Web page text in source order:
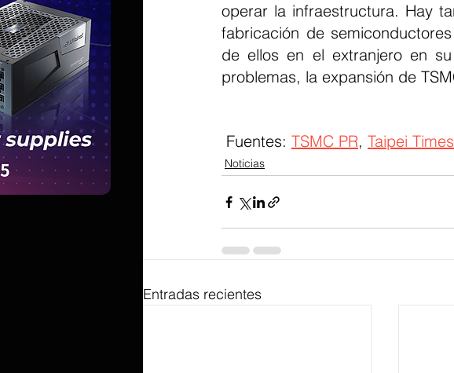
operar la infraestructura. Hay
fabricación de
de ellos en el extranjero en
problemas, la expansión de
Fuentes: TSMC PR, Taipei Times
Noticias
Entradas recientes